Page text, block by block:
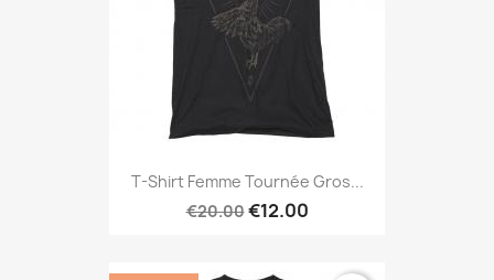
T-Shirt Femme Tournée Gros...
€20.00€12.00